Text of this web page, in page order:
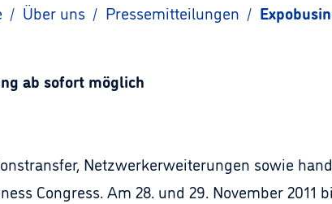
/ Über uns / Pressemitteilungen /
ab sofort möglich
Netzwerkerweiterungen sowie
Congress. Am 28. und 29. November